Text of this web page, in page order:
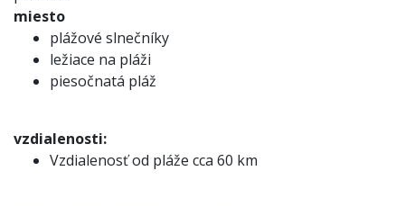
miesto
plážové slnečníky
ležiace na pláži
piesočnatá pláž
vzdialenosti:
Vzdialenosť od pláže cca 60 km